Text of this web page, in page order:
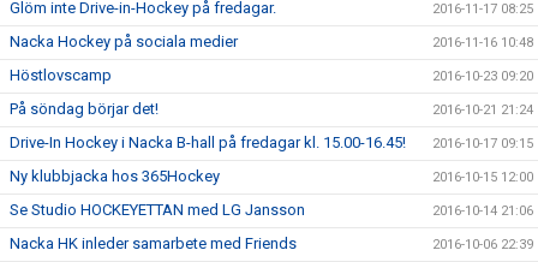
Glöm inte Drive-in-Hockey på fredagar. 2016-11-17 08:25
Nacka Hockey på sociala medier 2016-11-16 10:48
Höstlovscamp 2016-10-23 09:20
På söndag börjar det! 2016-10-21 21:24
Drive-In Hockey i Nacka B-hall på fredagar kl. 15.00-16.45! 2016-10-17 09:15
Ny klubbjacka hos 365Hockey 2016-10-15 12:00
Se Studio HOCKEYETTAN med LG Jansson 2016-10-14 21:06
Nacka HK inleder samarbete med Friends 2016-10-06 22:39